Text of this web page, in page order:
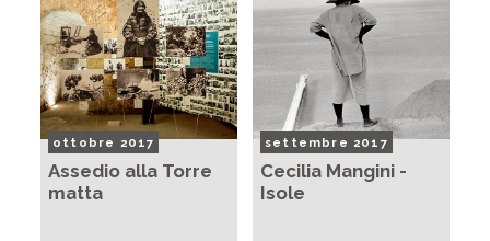
ottobre 2017
Assedio alla Torre
matta
settembre 2017
Cecilia Mangini -
Isole